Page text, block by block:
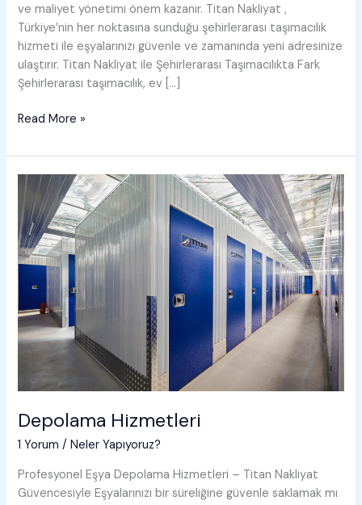
ve maliyet yönetimi önem kazanır. Titan Nakliyat ,
Türkiye’nin her noktasına sunduğu şehirlerarası taşımacılık
hizmeti ile eşyalarınızı güvenle ve zamanında yeni adresinize
ulaştırır. Titan Nakliyat ile Şehirlerarası Taşımacılıkta Fark
Şehirlerarası taşımacılık, ev […]
Şehirlerarası
Read More »
Depolama Hizmetleri
1 Yorum /Neler Yapıyoruz?
Profesyonel Eşya Depolama Hizmetleri – Titan Nakliyat
Güvencesiyle Eşyalarınızı bir süreliğine güvenle saklamak mı